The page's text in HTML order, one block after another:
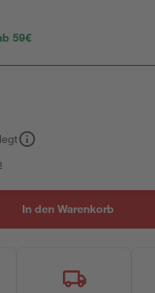
59€
In den Warenkorb